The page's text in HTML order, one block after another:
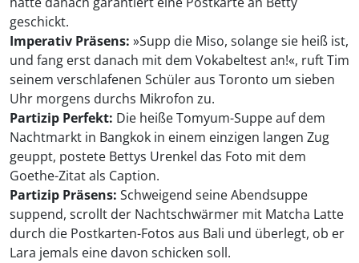
geschickt.
Imperativ Präsens: »Supp die Miso, solange sie heiß ist,
und fang erst danach mit dem Vokabeltest an!«, ruft Tim
seinem verschlafenen Schüler aus Toronto um sieben
Uhr morgens durchs Mikrofon zu.
Partizip Perfekt: Die heiße Tomyum-Suppe auf dem
Nachtmarkt in Bangkok in einem einzigen langen Zug
geuppt, postete Bettys Urenkel das Foto mit dem
Goethe-Zitat als Caption.
Partizip Präsens: Schweigend seine Abendsuppe
suppend, scrollt der Nachtschwärmer mit Matcha Latte
durch die Postkarten-Fotos aus Bali und überlegt, ob er
Lara jemals eine davon schicken soll.